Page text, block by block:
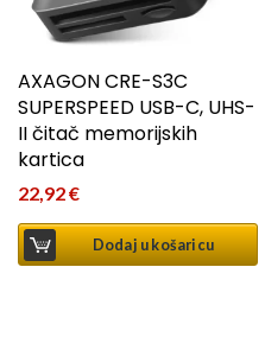
AXAGON CRE-S3C
SUPERSPEED USB-C, UHS-
II čitač memorijskih
kartica
22,92€
Dodaj u košaricu